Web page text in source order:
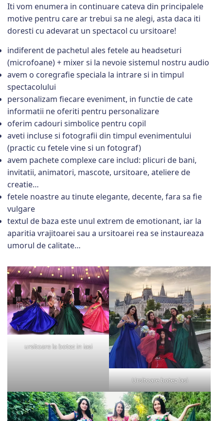
Iti vom enumera in continuare cateva din principalele
motive pentru care ar trebui sa ne alegi, asta daca iti
doresti cu adevarat un spectacol cu ursitoare!
indiferent de pachetul ales fetele au headseturi
(microfoane) + mixer si la nevoie sistemul nostru audio
avem o coregrafie speciala la intrare si in timpul
spectacolului
personalizam fiecare eveniment, in functie de cate
informatii ne oferiti pentru personalizare
oferim cadouri simbolice pentru copil
aveti incluse si fotografii din timpul evenimentului
(practic cu fetele vine si un fotograf)
avem pachete complexe care includ: plicuri de bani,
invitatii, animatori, mascote, ursitoare, ateliere de
creatie…
fetele noastre au tinute elegante, decente, fara sa fie
vulgare
textul de baza este unul extrem de emotionant, iar la
aparitia vrajitoarei sau a ursitoarei rea se instaureaza
umorul de calitate…
ursitoare la botez in iasi
Ursitoare botez iasi